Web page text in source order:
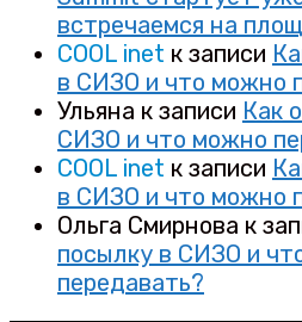
встречаемся на
COOL inet к записи
в СИЗО и что можно
Ульяна к записи Как
СИЗО и что можно
COOL inet к записи
в СИЗО и что можно
Ольга Смирнова к
посылку в СИЗО и
передавать?